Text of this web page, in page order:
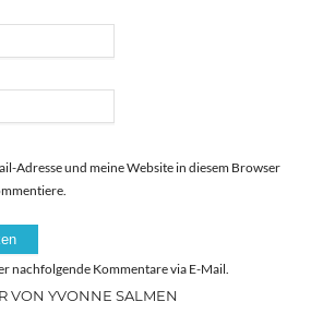
Adresse und meine Website in diesem Browser
nachfolgende Kommentare via E-Mail.
VON YVONNE SALMEN